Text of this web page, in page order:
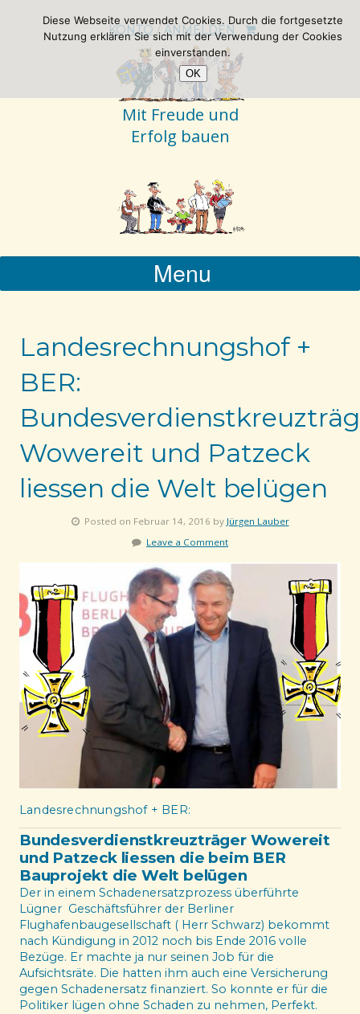
KONTO / ANMELDEN
Mit Freude und
Erfolg bauen
Menu
Landesrechnungshof +
BER:
Wowereit und Patzeck
liessen die Welt belügen
Posted on Februar 14, 2016 by Jürgen Lauber
Leave a Comment
Landesrechnungshof + BER:
Bundesverdienstkreuzträger Wowereit
und Patzeck liessen die beim BER
Bauprojekt die Welt belügen
Der in einem Schadenersatzprozess überführte
Lügner Geschäftsführer der Berliner
Flughafenbaugesellschaft ( Herr Schwarz) bekommt
nach Kündigung in 2012 noch bis Ende 2016 volle
Bezüge. Er machte ja nur seinen Job für die
Aufsichtsräte. Die hatten ihm auch eine Versicherung
gegen Schadenersatz finanziert. So konnte er für die
Politiker lügen ohne Schaden zu nehmen, Perfekt.
Diese Webseite verwendet Cookies. Durch die fortgesetzte
Nutzung erklären Sie sich mit der Verwendung der Cookies
einverstanden.
OK